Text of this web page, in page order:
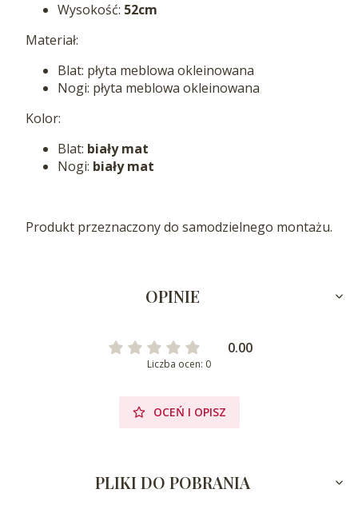
Wysokość: 52cm
Materiał:
Blat: płyta meblowa okleinowana
Nogi: płyta meblowa okleinowana
Kolor:
Blat: biały mat
Nogi: biały mat
Produkt przeznaczony do samodzielnego montażu.
OPINIE
0.00
Liczba ocen: 0
OCEŃ I OPISZ
PLIKI DO POBRANIA